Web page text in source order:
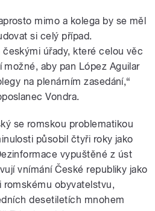
mimo a kolega by se měl
si celý případ.
úřady, které celou věc
aby pan López Aguilar
na plenárním zasedání,“
Vondra.
se romskou problematikou
působil čtyři roky jako
vypuštěné z úst
vnímání České republiky jako
obyvatelstvu,
desetiletích mnohem